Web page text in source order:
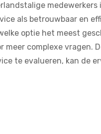
medewerkers
als betrouwbaar en
optie het meest
meer complexe vragen.
te evalueren, kan de